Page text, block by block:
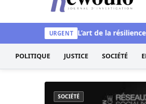
Kéwoulo, le premier site
URGENT
L’art de la résilience :
POLITIQUE JUSTICE SOCIÉTÉ
SOCIÉTÉ